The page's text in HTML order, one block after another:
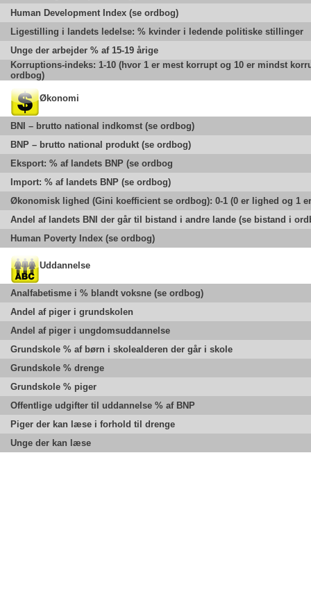
Human Development Index (se ordbog)
Ligestilling i landets ledelse: % kvinder i ledende politiske stillinger
Unge der arbejder % af 15-19 årige
Korruptions-indeks: 1-10 (hvor 1 er mest korrupt og 10 er mindst
ordbog)
Økonomi
BNI – brutto national indkomst (se ordbog)
BNP – brutto national produkt (se ordbog)
Eksport: % af landets BNP (se ordbog
Import: % af landets BNP (se ordbog)
Økonomisk lighed (Gini koefficient se ordbog): 0-1 (0 er lighed og 1
Andel af landets BNI der går til bistand i andre lande (se bistand i
Human Poverty Index (se ordbog)
Uddannelse
Analfabetisme i % blandt voksne (se ordbog)
Andel af piger i grundskolen
Andel af piger i ungdomsuddannelse
Grundskole % af børn i skolealderen der går i skole
Grundskole % drenge
Grundskole % piger
Offentlige udgifter til uddannelse % af BNP
Piger der kan læse i forhold til drenge
Unge der kan læse